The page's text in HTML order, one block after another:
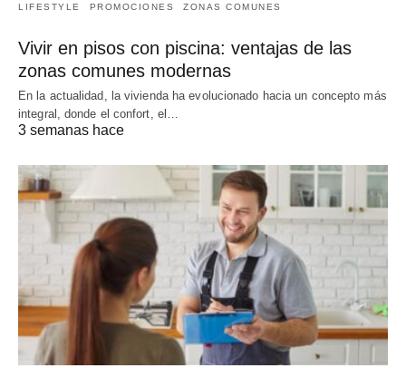
LIFESTYLE PROMOCIONES ZONAS COMUNES
Vivir en pisos con piscina: ventajas de las
zonas comunes modernas
En la actualidad, la vivienda ha evolucionado hacia un concepto más
integral, donde el confort, el…
3 semanas hace